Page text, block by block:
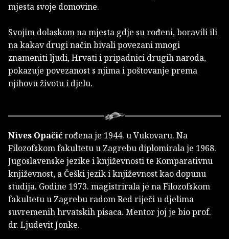
mjesta svoje domovine.
Svojim dolaskom na mjesta gdje su rođeni, boravili ili
na kakav drugi način bivali povezani mnogi
znameniti ljudi, Hrvati i pripadnici drugih naroda,
pokazuje povezanost s njima i poštovanje prema
njihovu životu i djelu.
Nives Opačićrođena je 1944. u Vukovaru. Na
Filozofskom fakultetu u Zagrebu diplomirala je 1968.
Jugoslavenske jezike i književnosti te Komparativnu
književnost, a Češki jezik i književnost kao dopunu
studija. Godine 1973. magistrirala je na Filozofskom
fakultetu u Zagrebu radom Red riječi u djelima
suvremenih hrvatskih pisaca. Mentor joj je bio prof.
dr. Ljudevit Jonke.